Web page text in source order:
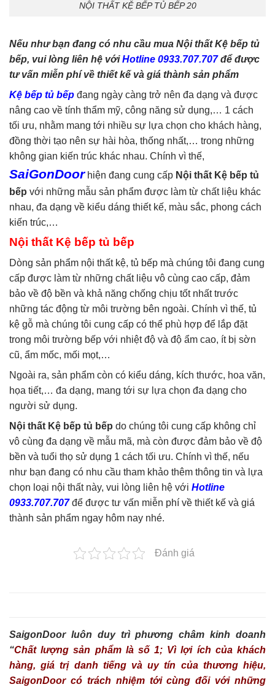
NỘI THẤT KỆ BẾP TỦ BẾP 20
Nếu như bạn đang có nhu cầu mua Nội thất Kệ bếp tủ
bếp, vui lòng liên hệ vớiHotline 0933.707.707để được
tư vấn miễn phí về thiết kế và giá thành sản phẩm
Kệ bếp tủ bếp đang ngày càng trở nên đa dạng và được
nâng cao về tính thẩm mỹ, công năng sử dụng,… 1 cách
tối ưu, nhằm mang tới nhiều sự lựa chọn cho khách hàng,
đồng thời tạo nên sự hài hòa, thống nhất,… trong những
không gian kiến trúc khác nhau. Chính vì thế,
SaiGonDoorhiện đang cung cấp Nội thất Kệ bếp tủ
bếp với những mẫu sản phẩm được làm từ chất liệu khác
nhau, đa dạng về kiểu dáng thiết kế, màu sắc, phong cách
kiến trúc,…
Nội thất Kệ bếp tủ bếp
Dòng sản phẩm nội thất kệ, tủ bếp mà chúng tôi đang cung
cấp được làm từ những chất liệu vô cùng cao cấp, đảm
bảo về độ bền và khả năng chống chịu tốt nhất trước
những tác động từ môi trường bên ngoài. Chính vì thế, tủ
kệ gỗ mà chúng tôi cung cấp có thể phù hợp để lắp đặt
trong môi trường bếp với nhiệt độ và độ ẩm cao, ít bị sờn
cũ, ẩm mốc, mối mọt,…
Ngoài ra, sản phẩm còn có kiểu dáng, kích thước, hoa văn,
họa tiết,… đa dạng, mang tới sự lựa chọn đa dạng cho
người sử dụng.
Nội thất Kệ bếp tủ bếp do chúng tôi cung cấp không chỉ
vô cùng đa dạng về mẫu mã, mà còn được đảm bảo về độ
bền và tuổi thọ sử dụng 1 cách tối ưu. Chính vì thế, nếu
như bạn đang có nhu cầu tham khảo thêm thông tin và lựa
chọn loại nội thất này, vui lòng liên hệ với Hotline
0933.707.707để được tư vấn miễn phí về thiết kế và giá
thành sản phẩm ngay hôm nay nhé.
Đánh giá
SaigonDoor luôn duy trì phương châm kinh doanh
“Chất lượng sản phẩm là số 1; Vì lợi ích của khách
hàng, giá trị danh tiếng và uy tín của thương hiệu,
SaigonDoor có trách nhiệm tới cùng đối với những